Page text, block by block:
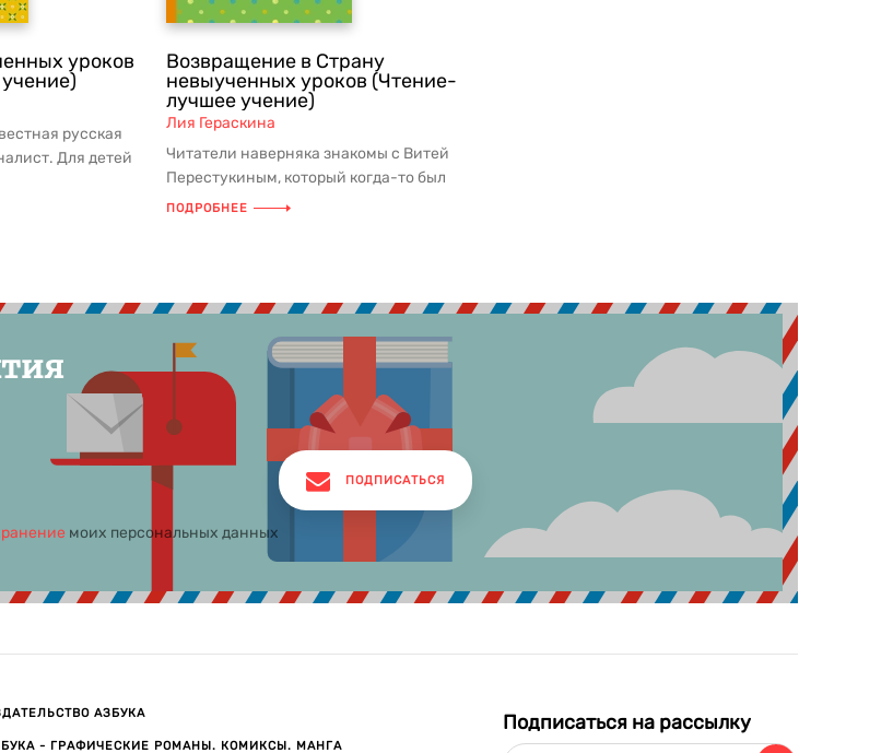
уроков
русская
Для детей
с ...
Возвращение в Страну
невыученных уроков (Чтение-
лучшее учение)
Лия Гераскина
Читатели наверняка знакомы с Витей
Перестукиным, который когда-то был
двоечником и совсем не желал у...
ПОДРОБНЕЕ
моих персональных данных
ПОДПИСАТЬСЯ
АЗБУКА
- ГРАФИЧЕСКИЕ РОМАНЫ. КОМИКСЫ. МАНГА
Подписаться на рассылку